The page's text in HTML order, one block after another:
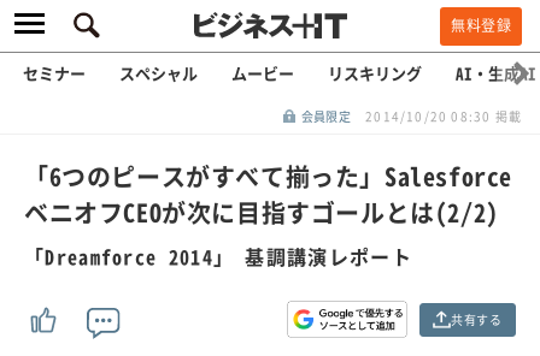
無料登録
セミナー スペシャル ムービー リスキリング AI・生成AI
会員限定 2014/10/20 08:30 掲載
「6つのピースがすべて揃った」Salesforce
ベニオフCEOが次に目指すゴールとは(2/2)
「Dreamforce 2014」 基調講演レポート
共有する